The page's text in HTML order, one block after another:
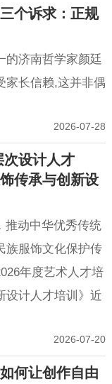
个诉求：正规
的济南哲学家颜廷
家长信赖,这并非偶
2026-07-28
设计人才
传承与创新设
推动中华优秀传统
族服饰文化保护传
年度艺术人才培
设计人才培训》近
2026-07-20
何让创作自由